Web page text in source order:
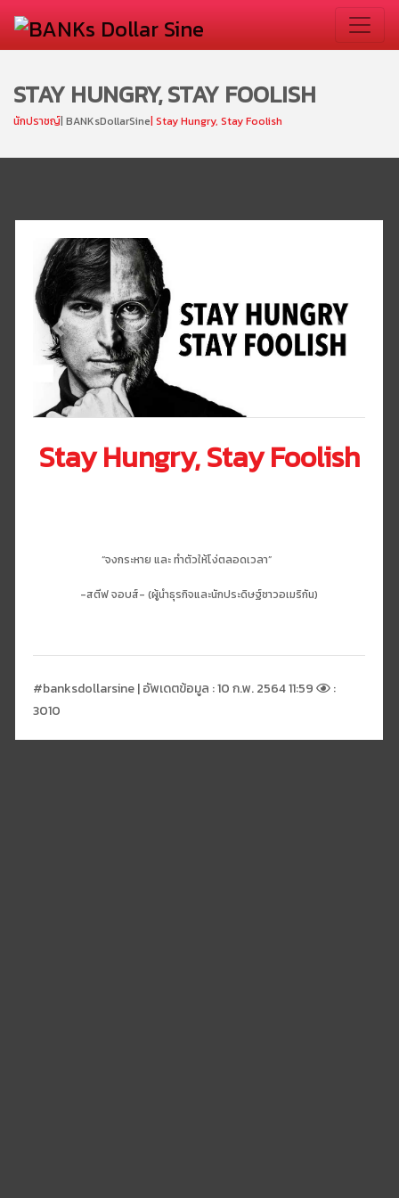
STAY HUNGRY, STAY FOOLISH
นักปราชญ์| BANKsDollarSine| Stay Hungry, Stay Foolish
Previous Next
Stay Hungry, Stay Foolish
“จงกระหาย และ ทำตัวให้โง่ตลอดเวลา”
-สตีฟ จอบส์- (ผู้นำธุรกิจและนักประดิษฐ์ชาวอเมริกัน)
#banksdollarsine | อัพเดตข้อมูล : 10 ก.พ. 2564 11:59
:
3010